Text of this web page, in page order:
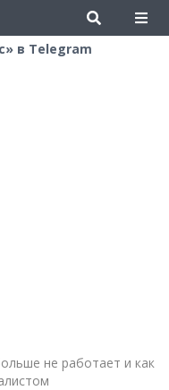
в Telegram
не работает и как